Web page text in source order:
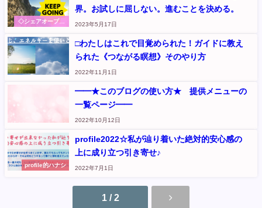
◇シェアオープン
伝えます
界。お試しに屈しない。進むことを決める。
2023年5月17日
□わたしはこれで目覚められた！ガイドに教え
られた《つながる瞑想》そのやり方
2022年11月1日
━━★このブログの使い方★ 提供メニューの
一覧ページ━━
2022年10月12日
profile的ハナシ
profile2022☆私が辿り着いた絶対的安心感の
上に成り立つ引き寄せ♪
2022年7月1日
1 / 2